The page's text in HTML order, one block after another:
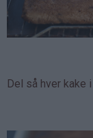
Del så hver kake